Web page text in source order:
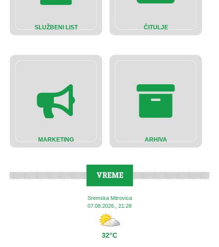
SLUŽBENI LIST ČITULJE
MARKETING ARHIVA
VREME
Sremska Mitrovica
07.08.2026., 21:28
32°C